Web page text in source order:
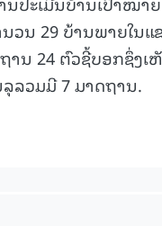
ວນ 29 ບ້ານພາຍໃນແ
ນ 24 ຕົວຊີ້ບອກຊຶ່ງເ
ລວມມີ 7 ມາດຖານ.